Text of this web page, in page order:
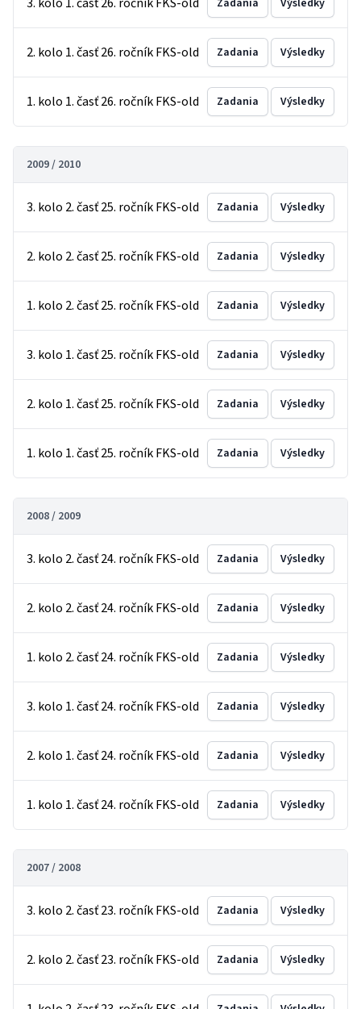
Zadania Výsledky
2. kolo 1. časť 26. ročník FKS-old Zadania Výsledky
1. kolo 1. časť 26. ročník FKS-old Zadania Výsledky
2009 / 2010
3. kolo 2. časť 25. ročník FKS-old Zadania Výsledky
2. kolo 2. časť 25. ročník FKS-old Zadania Výsledky
1. kolo 2. časť 25. ročník FKS-old Zadania Výsledky
3. kolo 1. časť 25. ročník FKS-old Zadania Výsledky
2. kolo 1. časť 25. ročník FKS-old Zadania Výsledky
1. kolo 1. časť 25. ročník FKS-old Zadania Výsledky
2008 / 2009
3. kolo 2. časť 24. ročník FKS-old Zadania Výsledky
2. kolo 2. časť 24. ročník FKS-old Zadania Výsledky
1. kolo 2. časť 24. ročník FKS-old Zadania Výsledky
3. kolo 1. časť 24. ročník FKS-old Zadania Výsledky
2. kolo 1. časť 24. ročník FKS-old Zadania Výsledky
1. kolo 1. časť 24. ročník FKS-old Zadania Výsledky
2007 / 2008
3. kolo 2. časť 23. ročník FKS-old Zadania Výsledky
2. kolo 2. časť 23. ročník FKS-old Zadania Výsledky